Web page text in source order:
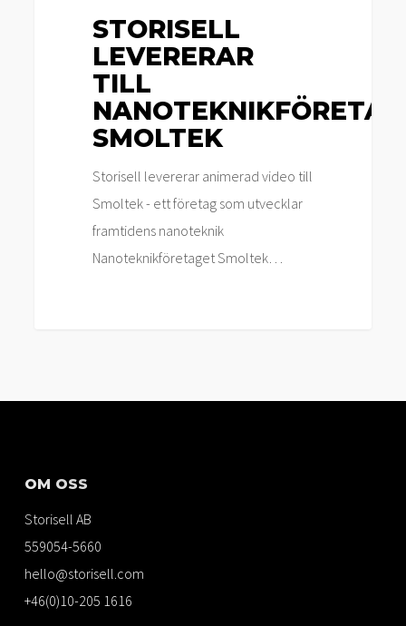
STORISELL
LEVERERAR
TILL
SMOLTEK
Storisell levererar animerad video till
Smoltek - ett företag som utvecklar
framtidens nanoteknik
Nanoteknikföretaget Smoltek…
OM OSS
Storisell AB
559054-5660
hello@storisell.com
+46(0)10-205 1616